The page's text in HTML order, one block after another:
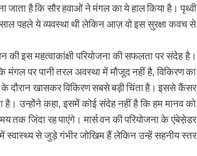
जाता है कि सौर हवाओं ने मंगल का ये हाल किया है। पृथ्वी
पहले ये व्यवस्था थी लेकिन आज़ वो इस सुरक्षा कवच से
की इस महत्वाकांक्षी परियोजना की सफलता पर संदेह है।
पर पानी तरल अवस्था में मौजूद नहीं है, विकिरण का
के दौरान खासकर विकिरण सबसे बड़ी चिंता है। इससे कैंसर
है। उन्होंने कहा, इसमें कोई संदेह नहीं है कि हम मानव को
जिंदा रह पाएंगे। मार्स वन की परियोजना के एंबेस़ेडर
स्वास्थ्य से जुड़े गंभीर जोखिम हैं लेकिन उन्हें सहनीय स्तर